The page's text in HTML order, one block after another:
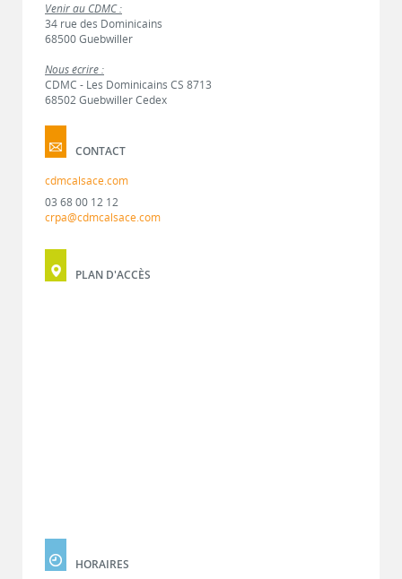
Venir au CDMC :
34 rue des Dominicains
68500 Guebwiller
Nous écrire :
CDMC - Les Dominicains CS 8713
68502 Guebwiller Cedex
CONTACT
cdmcalsace.com
03 68 00 12 12
crpa@cdmcalsace.com
PLAN D'ACCÈS
HORAIRES